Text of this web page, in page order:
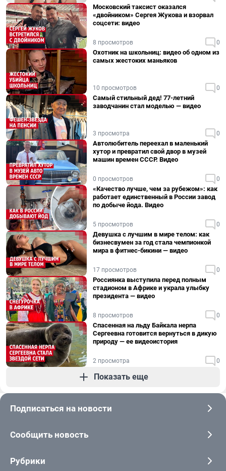
Московский таксист оказался
«двойником» Сергея Жукова и взорвал
соцсети: видео
8 просмотров 0
Охотник на школьниц: видео об одном из
самых жестоких маньяков
10 просмотров 0
Самый стильный дед! 77-летний
заводчанин стал моделью — видео
3 просмотра 0
Автолюбитель переехал в маленький
хутор и превратил свой двор в музей
машин времен СССР. Видео
0 просмотров 0
«Качество лучше, чем за рубежом»: как
работает единственный в России завод
по добыче йода. Видео
5 просмотров 0
Девушка с лучшим в мире телом: как
бизнесвумен за год стала чемпионкой
мира в фитнес-бикини — видео
17 просмотров 0
Россиянка выступила перед полным
стадионом в Африке и украла улыбку
президента — видео
8 просмотров 0
Спасенная на льду Байкала нерпа
Сергеевна готовится вернуться в дикую
природу — ее видеоистория
2 просмотра 0
Показать еще
Подписаться на новости
Сообщить новость
Рубрики